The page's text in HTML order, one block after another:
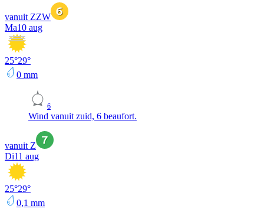
vanuit ZZW
Ma10 aug
25°29°
0 mm
6
Wind vanuit zuid, 6 beaufort.
vanuit Z
Di11 aug
25°29°
0,1 mm